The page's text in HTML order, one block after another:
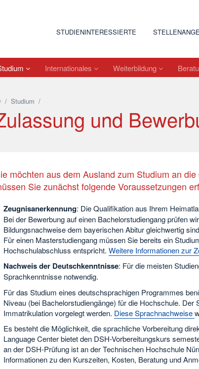
STUDIENINTERESSIERTE
Internationales Weiterbildung
/ Studium /
und
möchten aus dem Ausland zum Studium an
Sie zunächst folgende Voraussetzungen
Zeugnisanerkennung: Die Qualifikation aus Ihrem
Bei der Bewerbung auf einen Bachelorstudiengang prüfen
Bildungsnachweise dem bayerischen Abitur gleichwertig
Für einen Masterstudiengang müssen Sie bereits ein
Hochschulabschluss entspricht. Weitere Informationen zur
Nachweis der Deutschkenntnisse: Für die meisten
Sprachkenntnisse notwendig.
Für das Studium eines deutschsprachigen Programmes
Niveau (bei Bachelorstudiengänge) für die Hochschule.
Immatrikulation vorgelegt werden. Diese Sprachnachweise
Es besteht die Möglichkeit, die sprachliche Vorbereitung
Language Center bietet den DSH-Vorbereitungskurs
an der DSH-Prüfung ist an der Technischen Hochschule
Informationen zu den Kurszeiten, Kosten, Beratung und